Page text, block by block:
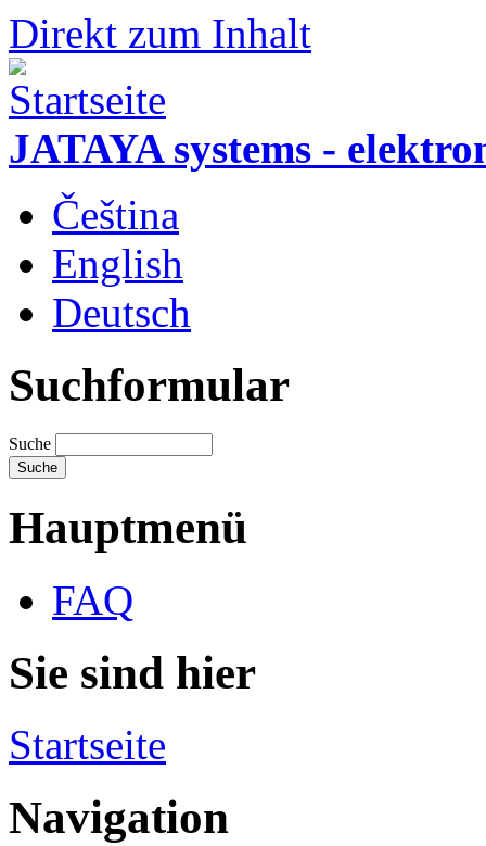
Direkt zum Inhalt
JATAYA systems -
Čeština
English
Deutsch
Suchformular
Suche
Hauptmenü
FAQ
Sie sind hier
Startseite
Navigation